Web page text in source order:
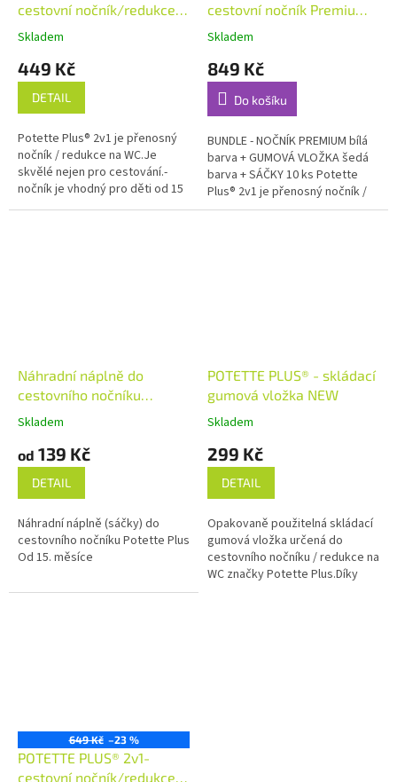
n
k
s
k
á
d
d
u
k
e
a
W
C
cestovní nočník/redukce
na WC
Skladem
449 Kč
DETAIL
Potette Plus® 2v1 je přenosný
nočník / redukce na WC.Je
skvělé nejen pro cestování.-
nočník je vhodný pro děti od 15
měsíců- po rozložení je to
cestovní nočník Premium
bílý + vložka + sáčky
Skladem
849 Kč
Do košíku
BUNDLE - NOČNÍK PREMIUM bílá
barva + GUMOVÁ VLOŽKA šedá
barva + SÁČKY 10 ks Potette
Plus® 2v1 je přenosný nočník /
redukce na WC.Je skvělé nejen
Náhradní náplně do
cestovního nočníku
Potette Plus
Skladem
od 139 Kč
DETAIL
Náhradní náplně (sáčky) do
cestovního nočníku Potette Plus
Od 15. měsíce
POTETTE PLUS® - skládací
gumová vložka NEW
Skladem
299 Kč
DETAIL
Opakovaně použitelná skládací
gumová vložka určená do
cestovního nočníku / redukce na
WC značky Potette Plus.Díky
649 Kč –23 %
POTETTE PLUS® 2v1-
cestovní nočník/redukce